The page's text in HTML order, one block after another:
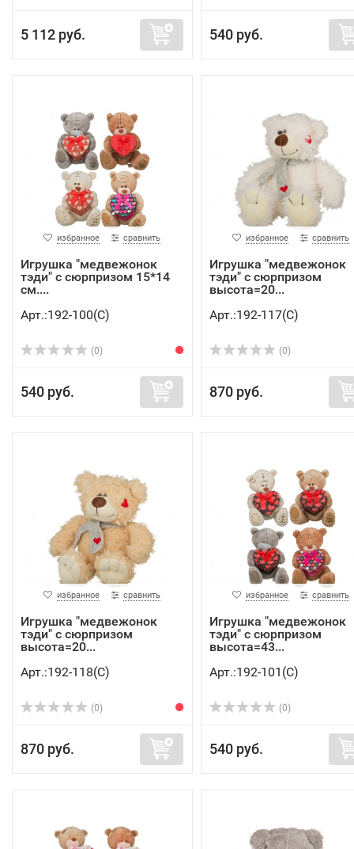
5 112 руб. 540 руб.
избранное сравнить
Игрушка "медвежонок
тэди" с сюрпризом 15*14
см....
Арт.:192-100(C)
(0)
540 руб.
избранное сравнить
Игрушка "медвежонок
тэди" с сюрпризом
высота=20...
Арт.:192-117(C)
(0)
870 руб.
избранное сравнить
Игрушка "медвежонок
тэди" с сюрпризом
высота=20...
Арт.:192-118(C)
(0)
870 руб.
избранное сравнить
Игрушка "медвежонок
тэди" с сюрпризом
высота=43...
Арт.:192-101(C)
(0)
540 руб.